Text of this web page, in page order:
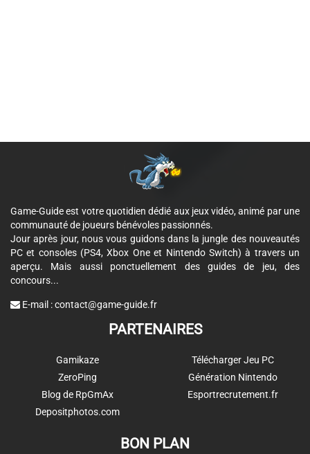
Game-Guide est votre quotidien dédié aux jeux vidéo, animé par une
communauté de joueurs bénévoles passionnés.
Jour après jour, nous vous guidons dans la jungle des nouveautés
PC et consoles (PS4, Xbox One et Nintendo Switch) à travers un
aperçu. Mais aussi ponctuellement des guides de jeu, des
concours...
E-mail :contact@game-guide.fr
PARTENAIRES
Gamikaze
ZeroPing
Blog de RpGmAx
Depositphotos.com
Télécharger Jeu PC
Génération Nintendo
Esportrecrutement.fr
BON PLAN